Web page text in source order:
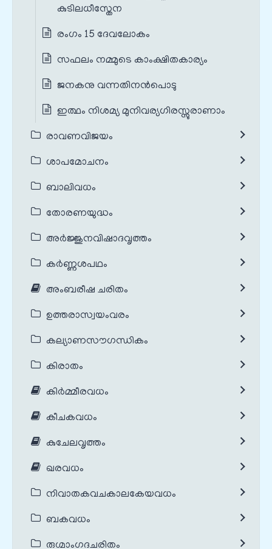
കുടിലധീസ്തേന
രംഗം 15 ദേവലോകം
സഫലം നമ്മുടെ കാംക്ഷിതകാര്യം
ജനകനു വന്നതിനൻപൊടു
ഇത്ഥം നിശമ്യ മുനിവര്യഗിരസ്സുരാണാം
രാവണവിജയം
ശാപമോചനം
ബാലിവധം
തോരണയുദ്ധം
അർജ്ജുനവിഷാദവൃത്തം
കർണ്ണശപഥം
അംബരീഷ ചരിതം
ഉത്തരാസ്വയംവരം
കല്യാണസൗഗന്ധികം
കിരാതം
കിർമ്മീരവധം
കീചകവധം
കുചേലവൃത്തം
ഖരവധം
നിവാതകവചകാലകേയവധം
ബകവധം
രുഗ്മാംഗദചരിതം